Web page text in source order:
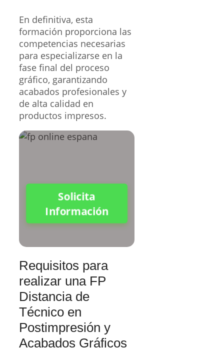
En definitiva, esta
formación proporciona las
competencias necesarias
para especializarse en la
fase final del proceso
gráfico, garantizando
acabados profesionales y
de alta calidad en
productos impresos.
Solicita
Información
Requisitos para
realizar una FP
Distancia de
Técnico en
Postimpresión y
Acabados Gráficos